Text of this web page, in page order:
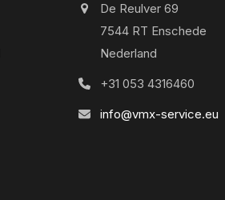
De Reulver 69
7544 RT Enschede
Nederland
+31 053 4316460
info@vmx-service.eu